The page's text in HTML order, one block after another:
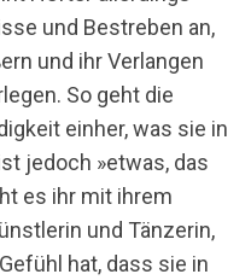
und Bestreben an,
und ihr Verlangen
So geht die
einher, was sie in
jedoch »etwas, das
es ihr mit ihrem
und Tänzerin,
hat, dass sie in